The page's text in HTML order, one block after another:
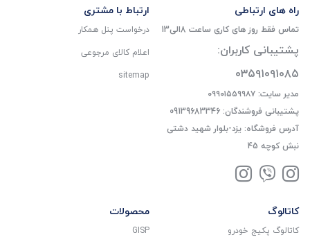
راه های ارتباطی
تماس فقط روز های کاری ساعت 8الی13
پشتیبانی کاربران:
۰۳۵۹۱۰۹۱۰۸۵
مدیر سایت: ۰۹۹۰۱۵۵۹۹۸۷
پشتیبانی فروشندگان: 09139683346
آدرس فروشگاه: یزد-بلوار شهید دشتی
نبش کوچه 45
ارتباط با مشتری
درخواست پنل همکار
اعلام کالای مرجوعی
sitemap
کاتالوگ
کاتالوگ پکیج خودرو
محصولات
GISP